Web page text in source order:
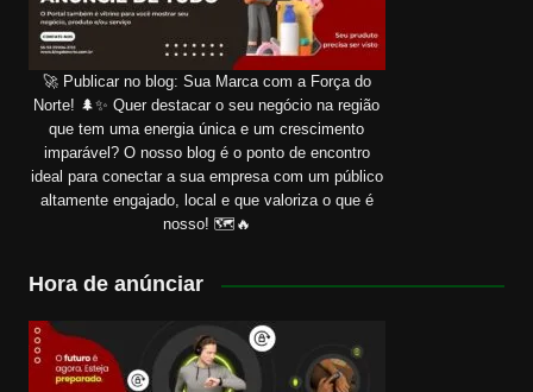
🚀 Publicar no blog: Sua Marca com a Força do
Norte! 🌲✨ Quer destacar o seu negócio na região
que tem uma energia única e um crescimento
imparável? O nosso blog é o ponto de encontro
ideal para conectar a sua empresa com um público
altamente engajado, local e que valoriza o que é
nosso! 🗺️🔥
Hora de anúnciar